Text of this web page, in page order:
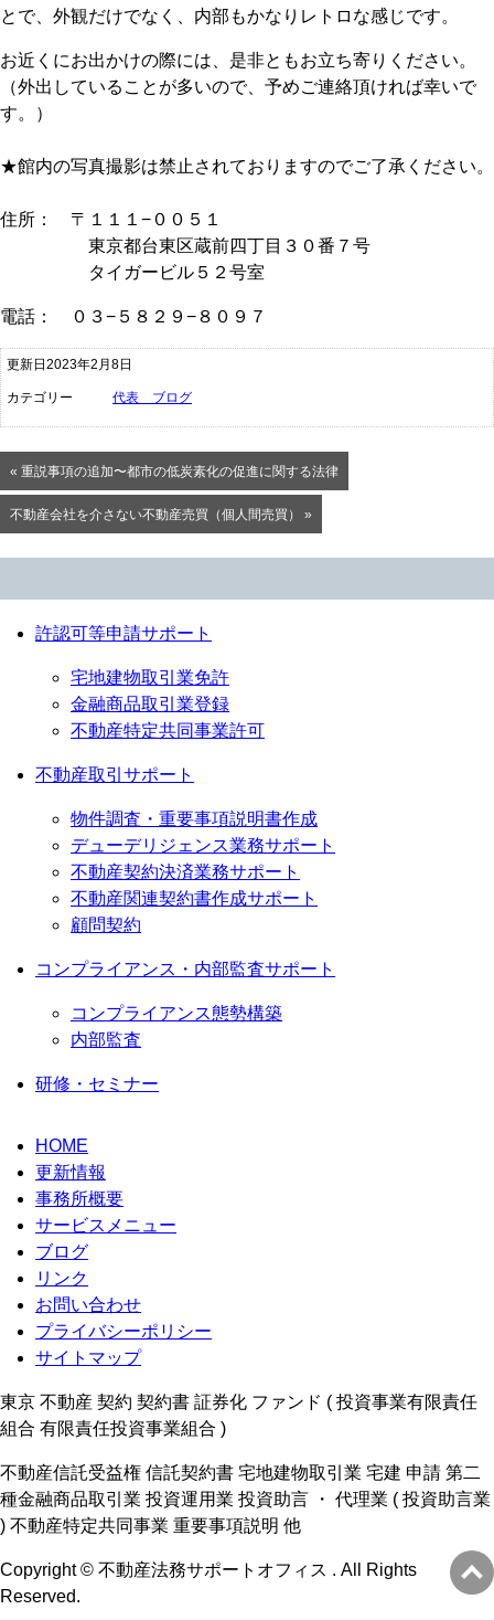
とで、外観だけでなく、内部もかなりレトロな感じです。
お近くにお出かけの際には、是非ともお立ち寄りください。
（外出していることが多いので、予めご連絡頂ければ幸いで
す。）
★館内の写真撮影は禁止されておりますのでご了承ください。
住所： 〒１１１−００５１
東京都台東区蔵前四丁目３０番７号
タイガービル５２号室
電話： ０３−５８２９−８０９７
更新日2023年2月8日
カテゴリー 代表 ブログ
« 重説事項の追加〜都市の低炭素化の促進に関する法律
不動産会社を介さない不動産売買（個人間売買） »
許認可等申請サポート
宅地建物取引業免許
金融商品取引業登録
不動産特定共同事業許可
不動産取引サポート
物件調査・重要事項説明書作成
デューデリジェンス業務サポート
不動産契約決済業務サポート
不動産関連契約書作成サポート
顧問契約
コンプライアンス・内部監査サポート
コンプライアンス態勢構築
内部監査
研修・セミナー
HOME
更新情報
事務所概要
サービスメニュー
ブログ
リンク
お問い合わせ
プライバシーポリシー
サイトマップ
東京 不動産 契約 契約書 証券化 ファンド ( 投資事業有限責任
組合 有限責任投資事業組合 )
不動産信託受益権 信託契約書 宅地建物取引業 宅建 申請 第二
種金融商品取引業 投資運用業 投資助言 ・ 代理業 ( 投資助言業
) 不動産特定共同事業 重要事項説明 他
Copyright © 不動産法務サポートオフィス . All Rights
Reserved.